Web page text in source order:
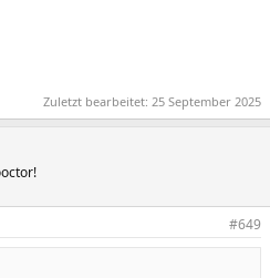
Zuletzt bearbeitet: 25 September 2025
#649